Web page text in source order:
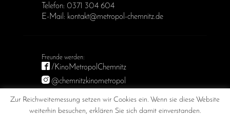
Telefon: 0371 304 604
E-Mail: kontakt@metropol-chemnitz.de
/KinoMetropolChemnitz
@chemnitzkinometropol
Zur Reichweitemessung setzen wir Cookies ein. Wenn sie diese Website
weiterhin besuchen, erklären Sie sich damit einverstanden.